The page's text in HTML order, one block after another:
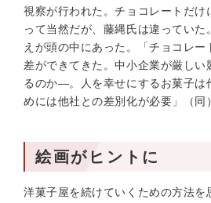
視察が行われた。チョコレートだけ
って当然だが、藤縄氏は違ってい
えが頭の中にあった。「チョコレー
差ができてきた。中小企業が厳しい
るのか—。人を幸せにするお菓子は
めには他社との差別化が必要」（同
絵画がヒントに
洋菓子屋を続けていくための方法を